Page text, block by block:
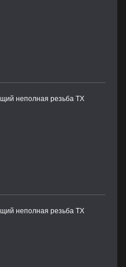
неполная резьба TX
неполная резьба TX